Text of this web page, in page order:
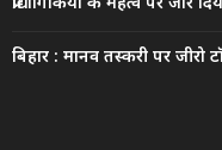
बिहार : मानव तस्करी पर जीरो